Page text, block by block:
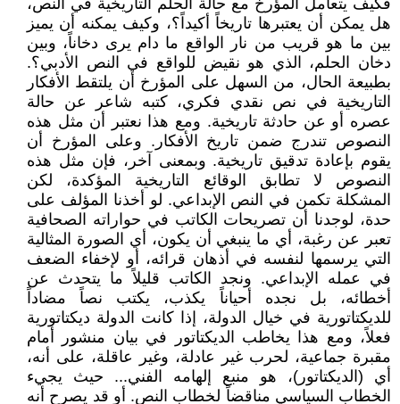
فكيف يتعامل المؤرخ مع حالة الحلم التاريخية في النص،
هل يمكن أن يعتبرها تاريخاً أكيداً؟، وكيف يمكنه أن يميز
بين ما هو قريب من نار الواقع ما دام يرى دخاناً، وبين
دخان الحلم، الذي هو نقيض للواقع في النص الأدبي؟.
بطبيعة الحال، من السهل على المؤرخ أن يلتقط الأفكار
التاريخية في نص نقدي فكري، كتبه شاعر عن حالة
عصره أو عن حادثة تاريخية. ومع هذا نعتبر أن مثل هذه
النصوص تندرج ضمن تاريخ الأفكار. وعلى المؤرخ أن
يقوم بإعادة تدقيق تاريخية. وبمعنى آخر، فإن مثل هذه
النصوص لا تطابق الوقائع التاريخية المؤكدة، لكن
المشكلة تكمن في النص الإبداعي. لو أخذنا المؤلف على
حدة، لوجدنا أن تصريحات الكاتب في حواراته الصحافية
تعبر عن رغبة، أي ما ينبغي أن يكون، أي الصورة المثالية
التي يرسمها لنفسه في أذهان قرائه، أو لإخفاء الضعف
في عمله الإبداعي. ونجد الكاتب قليلاً ما يتحدث عن
أخطائه، بل نجده أحياناً يكذب، يكتب نصاً مضاداً
للديكتاتورية في خيال الدولة، إذا كانت الدولة ديكتاتورية
فعلاً، ومع هذا يخاطب الديكتاتور في بيان منشور أمام
مقبرة جماعية، لحرب غير عادلة، وغير عاقلة، على أنه،
أي (الديكتاتور)، هو منبع إلهامه الفني... حيث يجيء
الخطاب السياسي مناقضاً لخطاب النص. أو قد يصرح أنه